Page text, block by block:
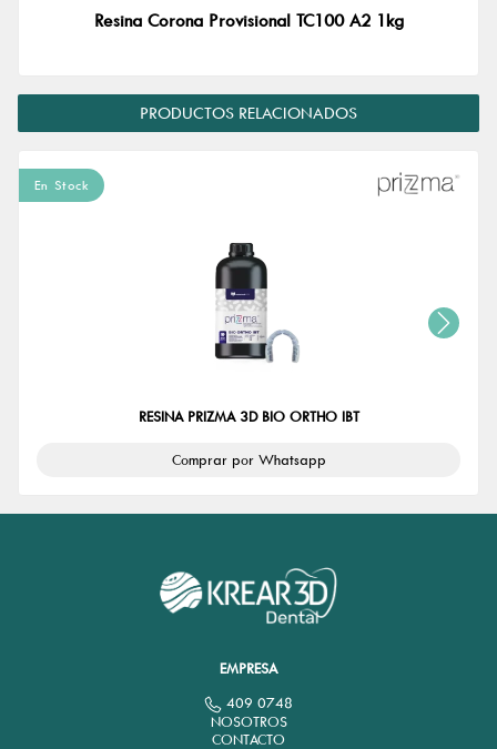
Resina Corona Provisional TC100 A2 1kg
PRODUCTOS RELACIONADOS
En Stock
RESINA PRIZMA 3D BIO ORTHO IBT
Comprar por Whatsapp
EMPRESA
409 0748
NOSOTROS
CONTACTO